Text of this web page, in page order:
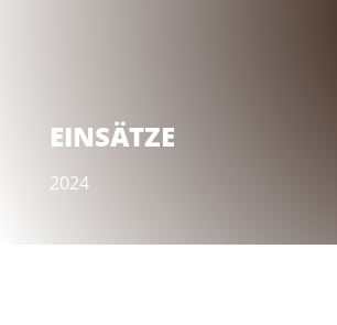
EINSÄTZE
2024